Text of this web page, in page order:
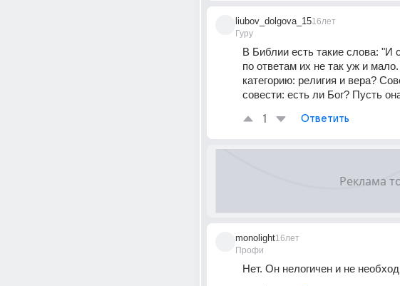
liubov_dolgova_15
Гуру
16лет
В Библии есть такие слова: "И
по ответам их не так уж и
категорию: религия и вера?
совести: есть ли Бог? Пусть
1 Ответить
monolight
Профи
16лет
Нет. Он нелогичен и не